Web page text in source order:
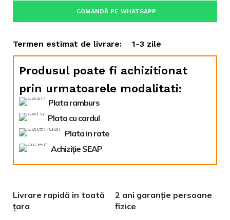
COMANDĂ PE WHATSAPP
Termen estimat de livrare: 1-3 zile
Produsul poate fi achizitionat
prin urmatoarele modalitati:
Plata ramburs
Plata cu cardul
Plata in rate
Achiziție SEAP
Livrare rapidă in toată
țara
2 ani garanție persoane
fizice